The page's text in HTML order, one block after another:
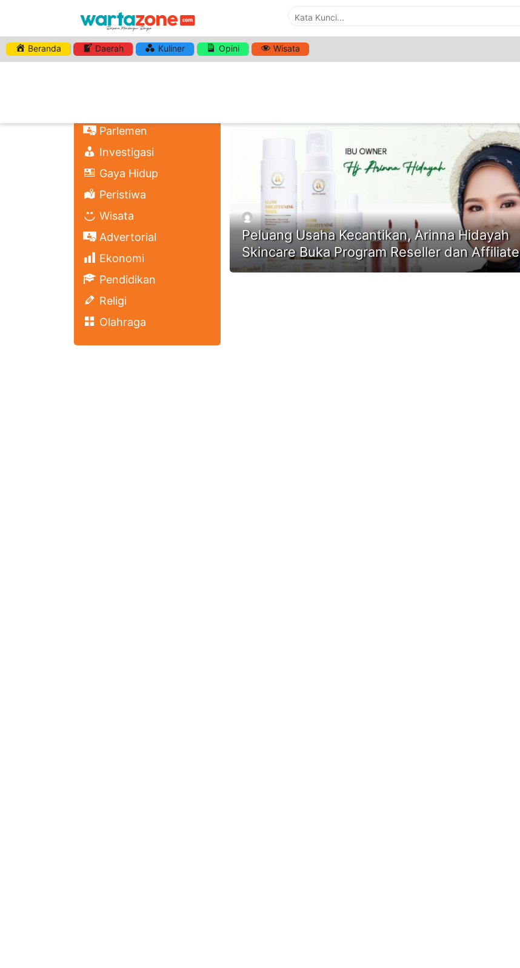
Beranda Daerah Kuliner Opini Wisata
Parlemen
Investigasi
Gaya Hidup
Peristiwa
Wisata
Advertorial
Ekonomi
Pendidikan
Religi
Olahraga
HASHTAG:USAHA MODAL KECIL
Peluang Usaha Kecantikan, Arinna Hidayah
Skincare Buka Program Reseller dan Affiliate